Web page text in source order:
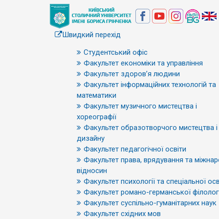
Швидкий перехід
Студентський офіс
Факультет економіки та управління
Факультет здоров’я людини
Факультет інформаційних технологій та
математики
Факультет музичного мистецтва і
хореографії
Факультет образотворчого мистецтва і
дизайну
Факультет педагогічної освіти
Факультет права, врядування та
відносин
Факультет психології та спеціальної
Факультет романо-германської
Факультет суспільно-гуманітарних наук
Факультет східних мов